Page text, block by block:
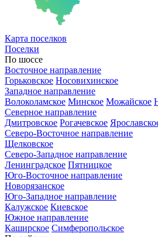
Карта поселков
Поселки
По шоссе
Восточное направление
Горьковское Носовихинское
Западное направление
Волоколамское Минское Можайское
Северное направление
Дмитровское Рогачевское
Северо-Восточное направление
Щелковское
Северо-Западное направление
Ленинградское Пятницкое
Юго-Восточное направление
Новорязанское
Юго-Западное направление
Калужское Киевское
Южное направление
Каширское Симферопольское